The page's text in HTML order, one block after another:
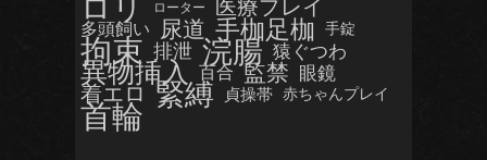
ローター 医療プレイ
多頭飼い 尿道 手枷足枷 手錠
拘束 排泄 浣腸 猿ぐつわ
異物挿入 百合 監禁 眼鏡
着エロ 緊縛 貞操帯 赤ちゃんプレイ
首輪